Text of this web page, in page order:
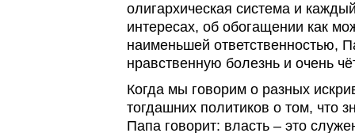
олигархическая система и
интересах, об обогащении как
наименьшей ответственностью,
нравственную болезнь и очень
Когда мы говорим о разных
тогдашних политиков о том, что
Папа говорит: власть – это